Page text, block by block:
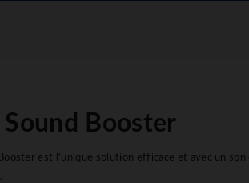
Booster
est l'unique solution efficace et avec un